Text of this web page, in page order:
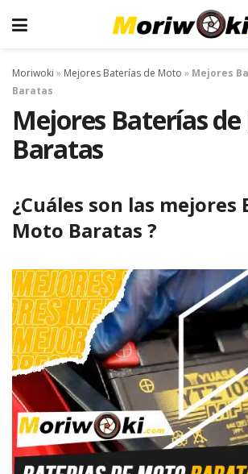
Moriwoki » Mejores Baterías de Moto » Mejores
Baratas
Mejores Baterías
Baratas
¿Cuáles son las mejores
Moto Baratas ?